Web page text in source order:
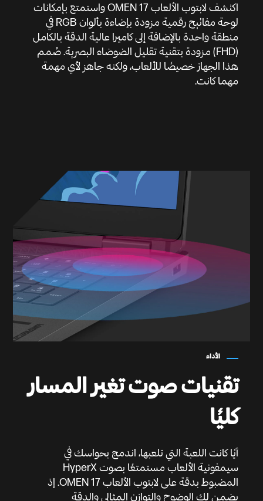
اكتشف لابتوب الألعاب OMEN 17 واستمتع بإمكانات
لوحة مفاتيح رقمية مزودة بإضاءة بألوان RGB في
منطقة واحدة بالإضافة إلى كاميرا عالية الدقة بالكامل
(FHD) مزودة بتقنية تقليل الضوضاء البصرية. صُمم
هذا الجهاز خصيصًا للألعاب، ولكنه جاهز لأي مهمة
مهما كانت.
الأداء
تقنيات صوت تغير المسار
كليًا
أيًا كانت اللعبة التي تلعبها، اندمج بحواسك في
سيمفونية الألعاب مستمتعًا بصوت HyperX
المضبوط بدقة على لابتوب الألعاب OMEN 17. إذ
يضمن لك الوضوح والتوازن المثالي والدقة